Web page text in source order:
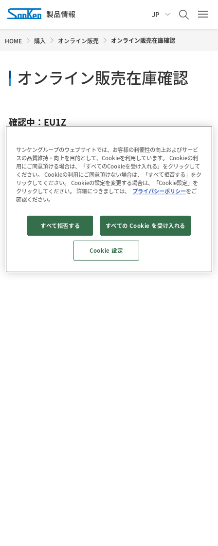
JP
HOME 購入 オンライン販売 オンライン販売在庫確認
オンライン販売在庫確認
確認中：EU1Z
サンケングループのウェブサイトでは、お客様の利便性の向上およびサービ
スの品質維持・向上を目的として、Cookieを利用しています。 Cookieの利
用にご同意頂ける場合は、「すべてのCookieを受け入れる」をクリックして
ください。 Cookieの利用にご同意頂けない場合は、「すべて拒否する」をク
リックしてください。 Cookieの設定を変更する場合は、「Cookie設定」を
クリックしてください。 詳細につきましては、
プライバシーポリシーをご
確認ください。
すべて拒否する すべての Cookie を受け入れる
Cookie 設定